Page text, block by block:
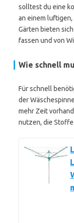
solltest du eine
an einem
Gärten bieten
fassen und von
Wie schnell
Für schnell
der
mehr Zeit
nutzen, die